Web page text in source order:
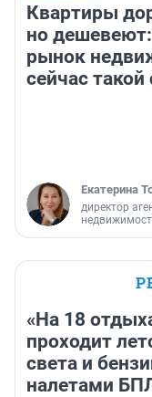
Квартиры
но
рынок
сейчас
Екатерина
директор
«На 18
проходит
света и
налетами